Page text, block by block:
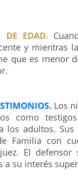
DE EDAD.
y mientras
que es menor
Los
como
los adultos. Sus
Familia con
El defensor
a su interés